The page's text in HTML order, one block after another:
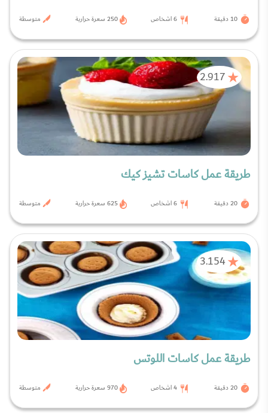
10 دقيقة 6 اشخاص 250 سعرة حرارية متوسطة
2.917
طريقة عمل كاسات تشيز كيك
20 دقيقة 6 اشخاص 625 سعرة حرارية متوسطة
3.154
طريقة عمل كاسات اللوتس
20 دقيقة 4 اشخاص 970 سعرة حرارية متوسطة